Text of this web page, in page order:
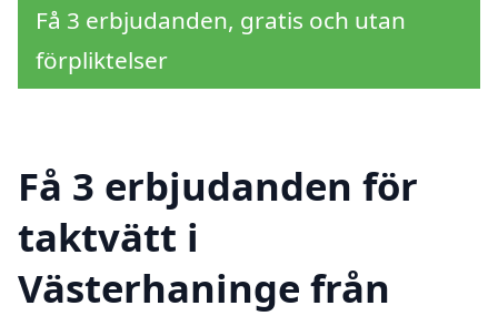
Få 3 erbjudanden, gratis och utan
förpliktelser
Få 3 erbjudanden för
taktvätt i
Västerhaninge från